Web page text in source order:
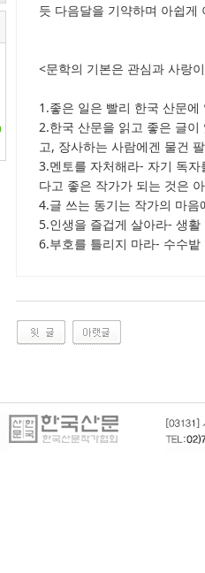
듯 다음달을 기약하며 아쉽
<문학의 기본은 관심과 사랑
1.좋은 일은 빨리 한국 산문
2.한국 산문을 읽고 좋은 글
고, 장사하는 사람에겐 물건
3.멘토를 자처해라- 자기 독
다고 좋은 작가가 되는 것은
4.글 쓰는 동기는 작가의 마
5.인생을 즐겁게 살아라- 생
6.부호를 틀리지 마라- 수수